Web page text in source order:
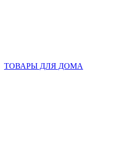
ТОВАРЫ ДЛЯ ДОМА